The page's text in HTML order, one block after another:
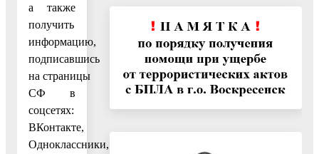
а также
получить
информацию,
подписавшись
на страницы
СФ в
соцсетях:
ВКонтакте,
Одноклассники,